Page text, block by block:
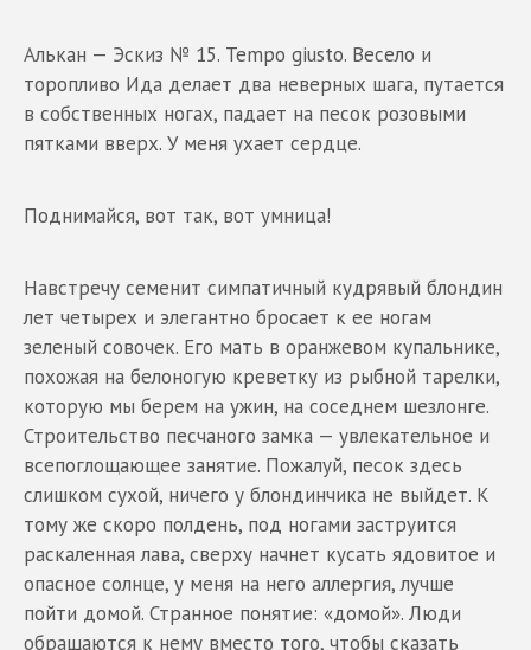
Алькан — Эскиз № 15. Tempo giusto. Весело и
торопливо Ида делает два неверных шага, путается
в собственных ногах, падает на песок розовыми
пятками вверх. У меня ухает сердце.
Поднимайся, вот так, вот умница!
Навстречу семенит симпатичный кудрявый блондин
лет четырех и элегантно бросает к ее ногам
зеленый совочек. Его мать в оранжевом купальнике,
похожая на белоногую креветку из рыбной тарелки,
которую мы берем на ужин, на соседнем шезлонге.
Строительство песчаного замка — увлекательное и
всепоглощающее занятие. Пожалуй, песок здесь
слишком сухой, ничего у блондинчика не выйдет. К
тому же скоро полдень, под ногами заструится
раскаленная лава, сверху начнет кусать ядовитое и
опасное солнце, у меня на него аллергия, лучше
пойти домой. Странное понятие: «домой». Люди
обращаются к нему вместо того, чтобы сказать